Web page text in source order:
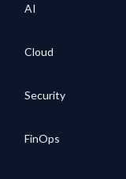
AI
Cloud
Security
FinOps